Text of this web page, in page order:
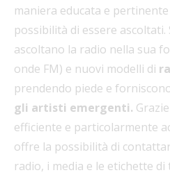
maniera educata e
possibilità di essere
ascoltano la radio nella sua
onde FM) e nuovi modelli di
prendendo piede e
gli artisti emergenti.
efficiente e particolarmente
offre la possibilità di
radio, i media e le etichette di